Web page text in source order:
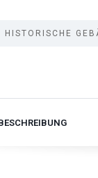
HISTORISCHE